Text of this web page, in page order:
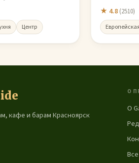
Центр
★ 4.8 (2510)
кафе и барам Красноярск
О
О